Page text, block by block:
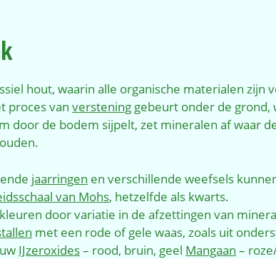
hout, waarin alle organische materialen zijn
proces van verstening gebeurt onder de
door de bodem sijpelt, zet mineralen af waar
jaarringen en verschillende weefsels
van Mohs, hetzelfde als kwarts.
door variatie in de afzettingen van
met een rode of gele waas, zoals uit
IJzeroxides– rood, bruin, geel Mangaan –